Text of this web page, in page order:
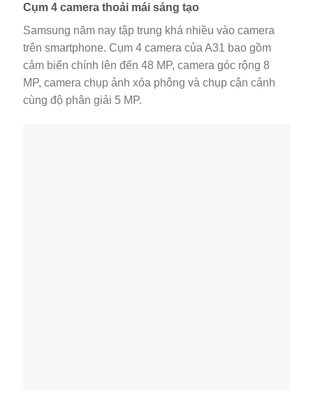
Cụm 4 camera thoải mái sáng tạo
Samsung năm nay tập trung khá nhiều vào camera
trên smartphone. Cụm 4 camera của A31 bao gồm
cảm biến chính lên đến 48 MP, camera góc rộng 8
MP, camera chụp ảnh xóa phông và chụp cận cảnh
cùng độ phân giải 5 MP.